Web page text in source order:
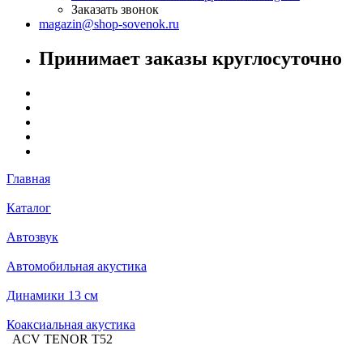
Заказать звонок
magazin@shop-sovenok.ru
Принимает заказы круглосуточно
Главная
Каталог
Автозвук
Автомобильная акустика
Динамики 13 см
Коаксиальная акустика
ACV TENOR T52